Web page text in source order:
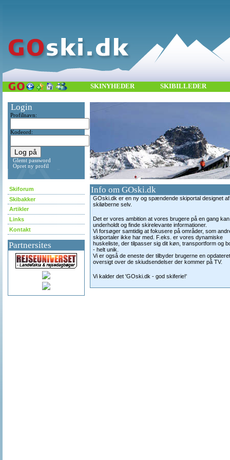
SKINYHEDER SKIBILLEDER
Login
Profilnavn:
Kodeord:
Glemt password
Opret ny profil
Skiforum
Skibakker
Artikler
Links
Kontakt
Partnersites
Info om GOski.dk
GOski.dk er en ny og spændende skiportal designet af
skiløberne selv.
Det er vores ambition at vores brugere på en gang
underholdt og finde skirelevante informationer.
Vi forsøger samtidig at fokusere på områder, som
skiportaler ikke har med. F.eks. er vores dynamiske
huskeliste, der tilpasser sig dit køn, transportform og
- helt unik.
Vi er også de eneste der tilbyder brugerne en opdateret
oversigt over de skiudsendelser der kommer på TV.
Vi kalder det 'GOski.dk - god skiferie!'